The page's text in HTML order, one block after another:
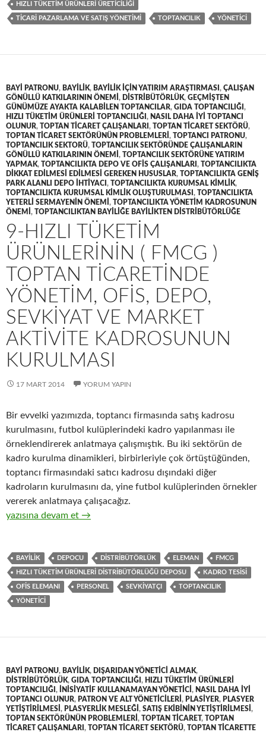
HIZLI TÜKETIM ÜRÜNLERI ÜRETICILIĞI
TICARI PAZARLAMA VE SATIŞ YÖNETIMI TOPTANCILIK YÖNETICI
BAYI PATRONU, BAYILIK, BAYILIK IÇIN YATIRIM ARAŞTIRMASI , ÇALIŞAN
GÖNÜLLÜ KATKILARININ ÖNEMI , DISTRIBÜTÖRLÜK, GEÇMIŞTEN
GÜNÜMÜZE AYAKTA KALABILEN TOPTANCILAR, GIDA TOPTANCILIĞI ,
HIZLI TÜKETIM ÜRÜNLERI TOPTANCILIĞI , NASIL DAHA IYI TOPTANCI
OLUNUR, TOPTAN TICARET ÇALIŞANLARI , TOPTAN TICARET SEKTÖRÜ,
TOPTAN TICARET SEKTÖRÜNÜN PROBLEMLERI , TOPTANCI PATRONU,
TOPTANCILIK SEKTORÜ, TOPTANCILIK SEKTÖRÜNDE ÇALIŞANLARIN
GÖNÜLLÜ KATKILARININ ÖNEMI , TOPTANCILIK SEKTÖRÜNE YATIRIM
YAPMAK, TOPTANCILIKTA DEPO VE OFIS ÇALIŞANLARI , TOPTANCILIKTA
DIKKAT EDILMESI EDILMESI GEREKEN HUSUSLAR, TOPTANCILIKTA GENIŞ
PARK ALANLI DEPO IHTIYACI , TOPTANCILIKTA KURUMSAL KIMLIK,
TOPTANCILIKTA KURUMSAL KIMLIK OLUŞTURULMASI , TOPTANCILIKTA
YETERLI SERMAYENIN ÖNEMI , TOPTANCILIKTA YÖNETIM KADROSUNUN
ÖNEMI , TOPTANCILIKTAN BAYILIĞE BAYILIKTEN DISTRIBÜTÖRLÜĞE
9-HIZLI TÜKETIM
ÜRÜNLERININ ( FMCG )
TOPTAN TICARETINDE
YÖNETIM, OFIS, DEPO,
SEVKIYAT VE MARKET
AKTIVITE KADROSUNUN
KURULMASI
17 MART 2014 YORUM YAPIN
Bir evvelki yazımızda, toptancı firmasında satış kadrosu
kurulmasını, futbol kulüplerindeki kadro yapılanması ile
örneklendirerek anlatmaya çalışmıştık. Bu iki sektörün de
kadro kurulma dinamikleri, birbirleriyle çok örtüştüğünden,
toptancı firmasındaki satıcı kadrosu dışındaki diğer
kadroların kurulmasını da, yine futbol kulüplerinden örnekler
vererek anlatmaya çalışacağız.
9-Hızlı tüketim ürünlerinin ( FMCG ) toptan ticaretinde
yazısına devam et →
BAYILIK DEPOCU DISTRIBÜTÖRLÜK ELEMAN FMCG
HIZLI TÜKETIM ÜRÜNLERI DISTRIBÜTÖRLÜĞÜ DEPOSU KADRO TESISI
OFIS ELEMANI PERSONEL SEVKIYATÇI TOPTANCILIK
YÖNETICI
BAYI PATRONU, BAYILIK, DIŞARIDAN YÖNETICI ALMAK,
DISTRIBÜTÖRLÜK, GIDA TOPTANCILIĞI , HIZLI TÜKETIM ÜRÜNLERI
TOPTANCILIĞI , INISIYATIF KULLANAMAYAN YÖNETICI , NASIL DAHA IYI
TOPTANCI OLUNUR, PATRON VE ALT YÖNETICILERI , PLASIYER, PLASYER
YETIŞTIRILMESI , PLASYERLIK MESLEĞI , SATIŞ EKIBININ YETIŞTIRILMESI ,
TOPTAN SEKTÖRÜNÜN PROBLEMLERI , TOPTAN TICARET, TOPTAN
TICARET ÇALIŞANLARI , TOPTAN TICARET SEKTÖRÜ, TOPTAN TICARETTE